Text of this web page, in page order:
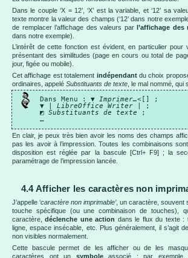
Dans le couple ‘X = 12’, ‘X’ est la variable, et ‘12’ sa
texte montre la valeur des champs (‘12’ dans notre
de remplacer l’affichage des valeurs parl’affichage des
dans notre exemple).
L’intérêt de cette fonction est évident, en particulier pour
présentant des similitudes (page en cours ou total de
jour, figée ou mobile).
Cet affichage est totalement indépendantdu choix
ordinaires, appelé Substituants de texte , le mal nommé, qui
Dans Menu : ▼Imprimer…<[] ;
▼ |LibreOffice Writer
| ;
◩Substituants de texte
;
…
En clair, je peux très bien avoir les noms des champs
pas les avoir à l’impression. Toutes les combinaisons
disposition est réglée par la bascule [Ctrl+ F9] ; la
paramétrage de l’impression lancée.
4.4 Afficher les caractères non
J’appelle ‘caractère non imprimable’, un caractère, souvent
touche spécifique (ou une combinaison de touches),
caractère,déclenche une action dans le flux du texte :
ligne, espace insécable, etc. Plus généralement, il s’agit
non visibles normalement.
Cette bascule permet de les afficher ou de les
caractères ont un symboleassocié ; par exemple,